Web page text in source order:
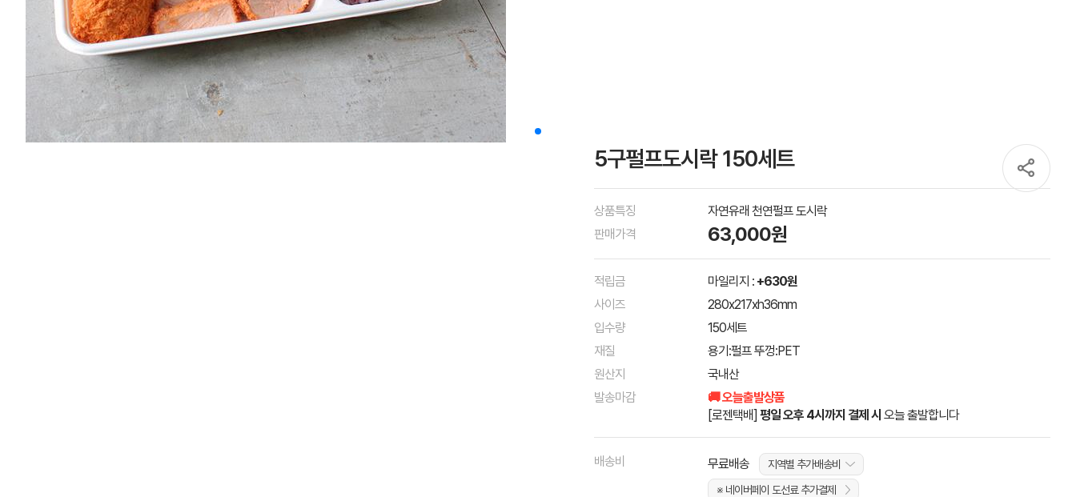
5구펄프도시락 150세트
상품특징
자연유래 천연펄프 도시락
판매가격
63,000원
적립금 마일리지 : +630원
사이즈
280x217xh36mm
입수량
150세트
재질
용기:펄프 뚜껑:PET
원산지
국내산
발송마감
🚚 오늘출발상품
[로젠택배] 평일 오후 4시까지 결제 시 오늘 출발합니다
배송비 무료배송
지역별 추가배송비
※ 네이버페이 도선료 추가결제